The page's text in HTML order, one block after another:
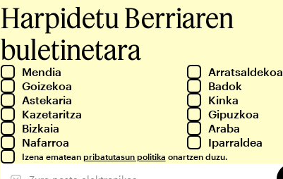
Harpidetu Berriaren
buletinetara
Mendia
Arratsaldekoa
Goizekoa
Badok
Astekaria
Kinka
Kazetaritza
Gipuzkoa
Bizkaia
Araba
Nafarroa
Iparraldea
Izena ematean pribatutasun politika onartzen duzu.